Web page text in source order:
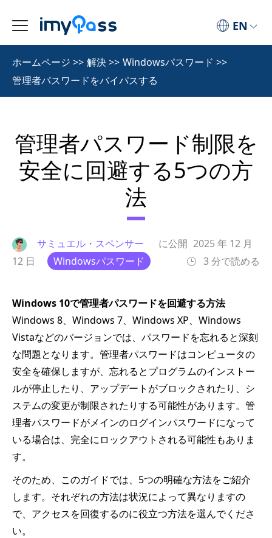
EN
ホームページ >> 解決>> Windowsパスワード >>
管理者パスワードをバイパスする
管理者パスワード制限を
安全に回避する5つの方
法
サミュエル・スペンサー に公開 2025 年 12 月
12 日
Windowsパスワード 3 分で読める
Windows 10で管理者パスワードを回避する方法
Windows 8、Windows 7、Windows XP、Windows
Vistaなどのバージョンでは、パスワードを忘れると深刻
な問題となります。管理者パスワードはコンピュータの
安全を確保しますが、忘れるとプログラムのインストー
ルが停止したり、アップデートがブロックされたり、シ
ステムの変更が制限されたりする可能性があります。管
理者パスワードがメインのログインパスワードになって
いる場合は、完全にロックアウトされる可能性もありま
す。
そのため、このガイドでは、5つの明確な方法をご紹介
します。それぞれの方法は状況によって異なりますの
で、アクセスを回復するのに役立つ方法を選んでくださ
い。